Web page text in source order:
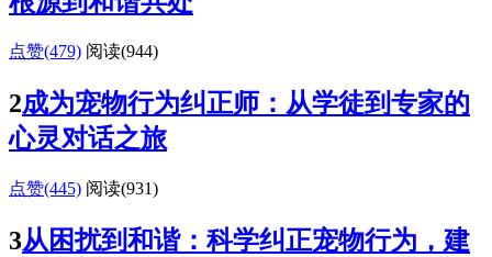
点赞(479) 阅读(944)
2成为宠物行为纠正师：从学徒到专家的
心灵对话之旅
点赞(445) 阅读(931)
3从困扰到和谐：科学纠正宠物行为，建